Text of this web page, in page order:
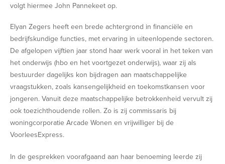
volgt hiermee John Pannekeet op.
Elyan Zegers heeft een brede achtergrond in financiële en
bedrijfskundige functies, met ervaring in uiteenlopende sectoren.
De afgelopen vijftien jaar stond haar werk vooral in het teken van
het onderwijs (hbo en het voortgezet onderwijs), waar zij als
bestuurder dagelijks kon bijdragen aan maatschappelijke
vraagstukken, zoals kansengelijkheid en toekomstkansen voor
jongeren. Vanuit deze maatschappelijke betrokkenheid vervult zij
ook toezichthoudende rollen. Zo is zij commissaris bij
woningcorporatie Arcade Wonen en vrijwilliger bij de
VoorleesExpress.
In de gesprekken voorafgaand aan haar benoeming leerde zij